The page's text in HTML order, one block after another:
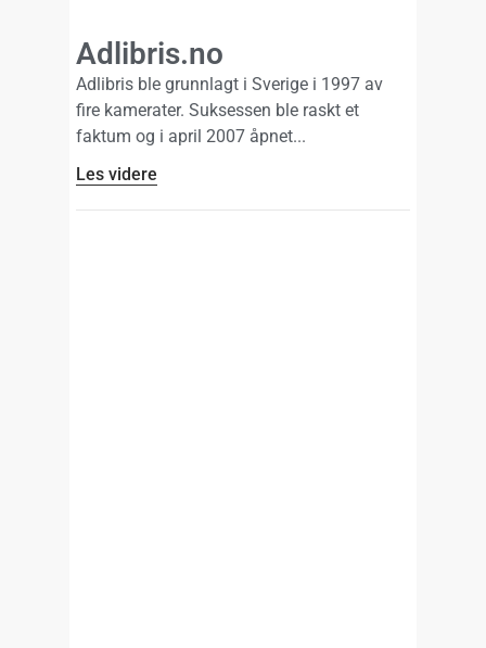
Adlibris.no
Adlibris ble grunnlagt i Sverige i 1997 av
fire kamerater. Suksessen ble raskt et
faktum og i april 2007 åpnet
Les videre